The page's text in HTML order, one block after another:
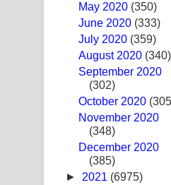
Awanken
Pa Sina
Akahe
May 2020 (350)
June 2020 (333)
July 2020 (359)
August 2020 (340)
September 2020
(302)
October 2020
November 2020
(348)
December 2020
(385)
► 2021 (6975)